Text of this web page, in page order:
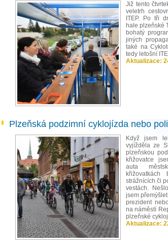
Již tento
veletrh
ITEP. Po tři
hale plzeňské
bohatý
jiných
také na
tedy letošní
Aktualizace:
Plzeňská podzimní cyklojízda nebo
Když jsem
vyjížděla ze
plzeňskou
křižovatce
auta
strážnících či
vestách.
jsem
prezident
na náměstí
plzeňské
Aktualizace: